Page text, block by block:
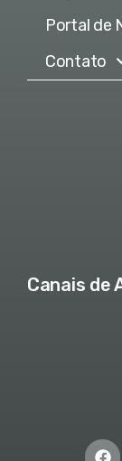
Portal de
Contato
Canais de